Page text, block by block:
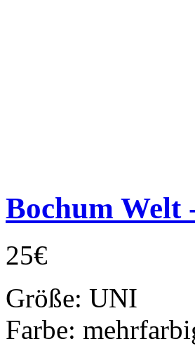
Bochum Welt
25€
Größe: UNI
Farbe: